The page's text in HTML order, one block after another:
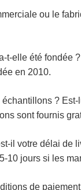
ou le
t-elle été fondée ?
en 2010.
?
sont fournis
il votre délai de
10 jours si les
de